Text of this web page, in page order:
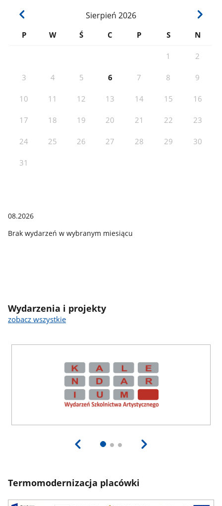
Sierpień 2026
P W Ś C P S N
1 2
3 4 5 6 7 8 9
10 11 12 13 14 15 16
17 18 19 20 21 22 23
24 25 26 27 28 29 30
31
08.2026
Brak wydarzeń w wybranym miesiącu
Wydarzenia i projekty
zobacz wszystkie
Termomodernizacja placówki